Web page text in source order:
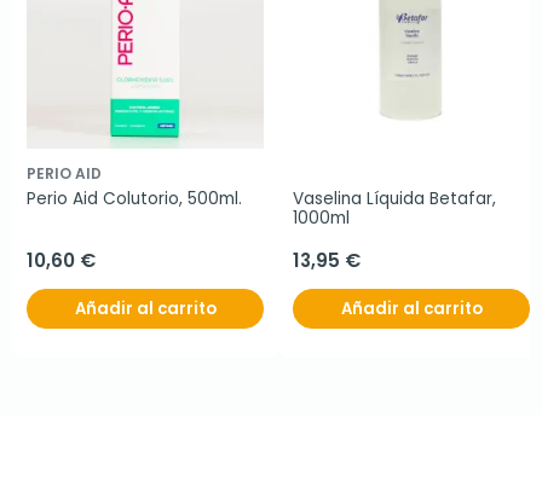
PERIO AID
Perio Aid Colutorio, 500ml.
10,60 €
Añadir al carrito
Vaselina Líquida Betafar,
1000ml
13,95 €
Añadir al carrito